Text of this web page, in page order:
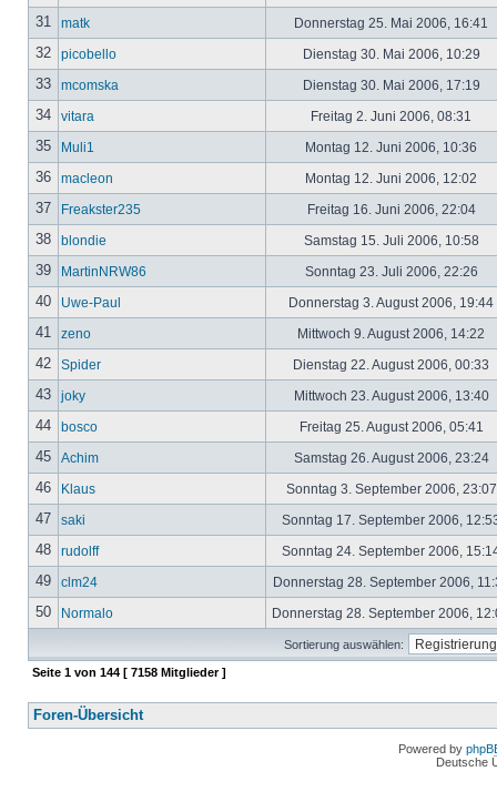
31 matk Donnerstag 25. Mai 2006, 16:41
32 picobello Dienstag 30. Mai 2006, 10:29
33 mcomska Dienstag 30. Mai 2006, 17:19
34 vitara Freitag 2. Juni 2006, 08:31
35 Muli1 Montag 12. Juni 2006, 10:36
36 macleon Montag 12. Juni 2006, 12:02
37 Freakster235 Freitag 16. Juni 2006, 22:04
38 blondie Samstag 15. Juli 2006, 10:58
39 MartinNRW86 Sonntag 23. Juli 2006, 22:26
40 Uwe-Paul Donnerstag 3. August 2006, 19:44
41 zeno Mittwoch 9. August 2006, 14:22
42 Spider Dienstag 22. August 2006, 00:33
43 joky Mittwoch 23. August 2006, 13:40
44 bosco Freitag 25. August 2006, 05:41
45 Achim Samstag 26. August 2006, 23:24
46 Klaus Sonntag 3. September 2006,
47 saki Sonntag 17. September 2006,
48 rudolff Sonntag 24. September 2006,
49 clm24 Donnerstag 28. September 2006,
50 Normalo Donnerstag 28. September 2006,
Sortierung auswählen:
Seite 1 von 144 [ 7158 Mitglieder ]
Foren-Übersicht
Powered by
Deutsche